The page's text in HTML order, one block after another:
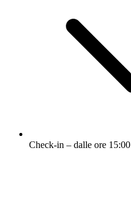
Check-in – dalle ore 15:00